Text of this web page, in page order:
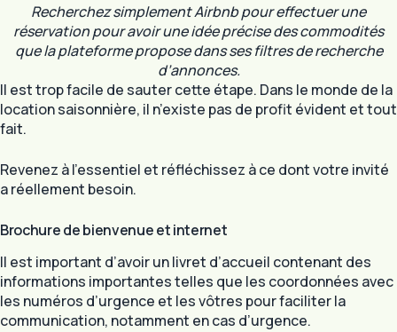
Recherchez simplement Airbnb pour effectuer une
réservation pour avoir une idée précise des commodités
que la plateforme propose dans ses filtres de recherche
d’annonces.
Il est trop facile de sauter cette étape. Dans le monde de la
location saisonnière, il n’existe pas de profit évident et tout
fait.
Revenez à l’essentiel et réfléchissez à ce dont votre invité
a réellement besoin.
Brochure de bienvenue et internet
Il est important d’avoir un livret d’accueil contenant des
informations importantes telles que les coordonnées avec
les numéros d’urgence et les vôtres pour faciliter la
communication, notamment en cas d’urgence.